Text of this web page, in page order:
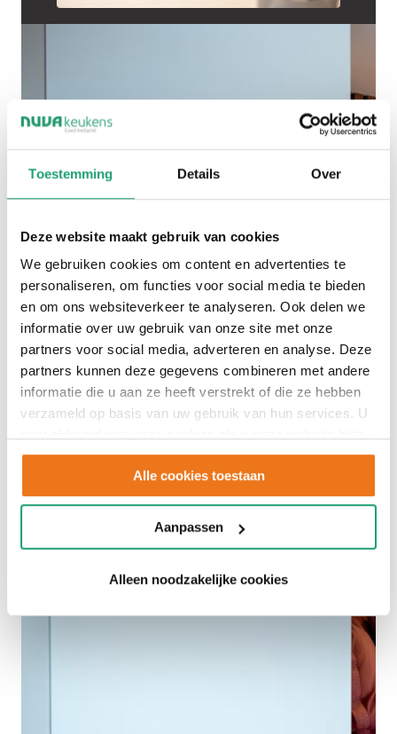
Toestemming Details Over
Deze website maakt gebruik van cookies
We gebruiken cookies om content en advertenties te
personaliseren, om functies voor social media te bieden
en om ons websiteverkeer te analyseren. Ook delen we
informatie over uw gebruik van onze site met onze
partners voor social media, adverteren en analyse. Deze
partners kunnen deze gegevens combineren met andere
informatie die u aan ze heeft verstrekt of die ze hebben
verzameld op basis van uw gebruik van hun services. U
gebruiken.
Alle cookies toestaan
Aanpassen
Alleen noodzakelijke cookies